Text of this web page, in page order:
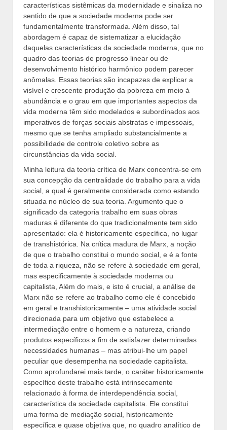
características sistêmicas da modernidade e sinaliza no
sentido de que a sociedade moderna pode ser
fundamentalmente transformada. Além disso, tal
abordagem é capaz de sistematizar a elucidação
daquelas características da sociedade moderna, que no
quadro das teorias de progresso linear ou de
desenvolvimento histórico harmônico podem parecer
anômalas. Essas teorias são incapazes de explicar a
visível e crescente produção da pobreza em meio à
abundância e o grau em que importantes aspectos da
vida moderna têm sido modelados e subordinados aos
imperativos de forças sociais abstratas e impessoais,
mesmo que se tenha ampliado substancialmente a
possibilidade de controle coletivo sobre as
circunstâncias da vida social.
Minha leitura da teoria crítica de Marx concentra-se em
sua concepção da centralidade do trabalho para a vida
social, a qual é geralmente considerada como estando
situada no núcleo de sua teoria. Argumento que o
significado da categoria trabalho em suas obras
maduras é diferente do que tradicionalmente tem sido
apresentado: ela é historicamente específica, no lugar
de transhistórica. Na crítica madura de Marx, a noção
de que o trabalho constitui o mundo social, e é a fonte
de toda a riqueza, não se refere à sociedade em geral,
mas especificamente à sociedade moderna ou
capitalista, Além do mais, e isto é crucial, a análise de
Marx não se refere ao trabalho como ele é concebido
em geral e transhistoricamente – uma atividade social
direcionada para um objetivo que estabelece a
intermediação entre o homem e a natureza, criando
produtos específicos a fim de satisfazer determinadas
necessidades humanas – mas atribui-lhe um papel
peculiar que desempenha na sociedade capitalista.
Como aprofundarei mais tarde, o caráter historicamente
específico deste trabalho está intrinsecamente
relacionado à forma de interdependência social,
característica da sociedade capitalista. Ele constitui
uma forma de mediação social, historicamente
específica e quase objetiva que, no quadro analítico de